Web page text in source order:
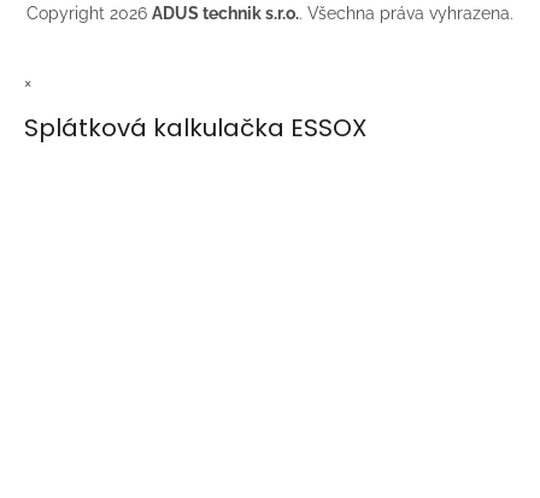
Copyright 2026 ADUS technik s.r.o.. Všechna práva vyhrazena.
×
Splátková kalkulačka ESSOX